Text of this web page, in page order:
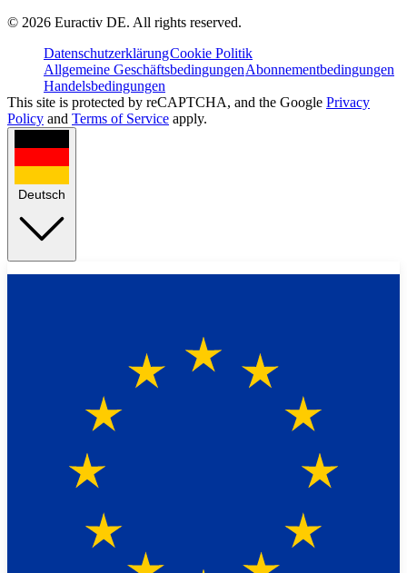
© 2026 Euractiv DE. All rights reserved.
DatenschutzerklärungCookie Politik
Allgemeine GeschäftsbedingungenAbonnementbedingungen
Handelsbedingungen
This site is protected by reCAPTCHA, and the Google Privacy
Policy and Terms of Service apply.
Deutsch